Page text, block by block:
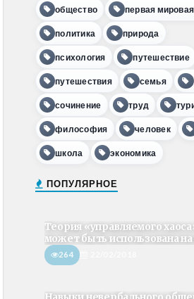
общество первая
политика природа
психология путешествие
путешествия семья
сочинение труд
философия человек
школа экономика
ПОПУЛЯРНОЕ
Теория «управляемого
может быть использована на
264